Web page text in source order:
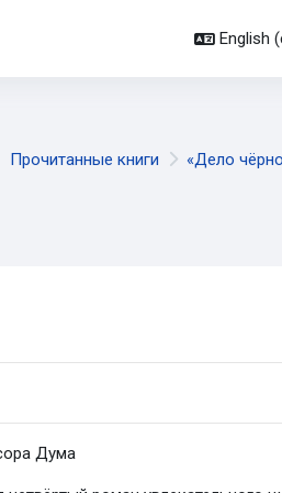
English
Прочитанные книги
«Дело
Дума